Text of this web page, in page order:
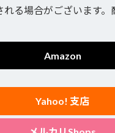
る場合がございます
Amazon
Yahoo! 支店